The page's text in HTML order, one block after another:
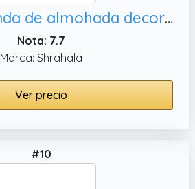
Shrahala Funda de almohada decorativa marroquí negra, 12 x 20 pulgadas
Nota: 7.7
Marca: Shrahala
Ver precio
#10